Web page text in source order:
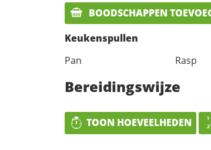
BOODSCHAPPEN
Keukenspullen
Pan
Rasp
Bereidingswijze
TOON HOEVEELHEDEN